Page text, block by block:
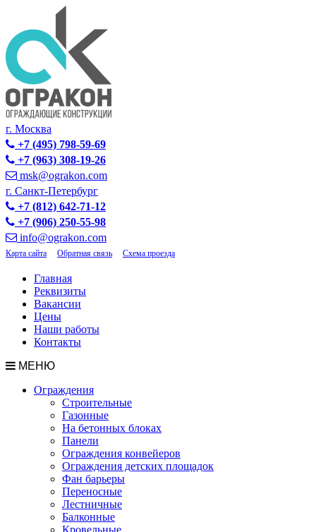
г. Москва
+7 (495) 798-59-69
+7 (963) 308-19-26
msk@ograkon.com
г. Санкт-Петербург
+7 (812) 642-71-12
+7 (906) 250-55-98
info@ograkon.com
Карта сайта Обратная связь Схема проезда
Главная
Реквизиты
Вакансии
Цены
Наши работы
Контакты
МЕНЮ
Ограждения
Строительные
Газонные
На бетонных блоках
Панели
Ограждения конвейеров
Ограждения детских площадок
Фан барьеры
Переносные
Лестничные
Балконные
Кровельные